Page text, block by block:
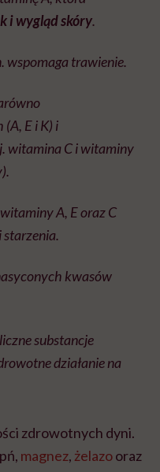
i wygląd skóry.
wspomaga trawienie.
E i K) i
witamina C i witaminy
A, E oraz C
kwasów
substancje
działanie na
zdrowotnych dyni.
magnez, żelazooraz